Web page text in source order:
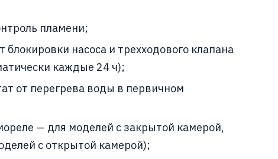
пламени;
насоса и трехходового клапана
каждые 24 ч);
от перегрева воды в первичном
— для моделей с закрытой камерой,
с открытой камерой);